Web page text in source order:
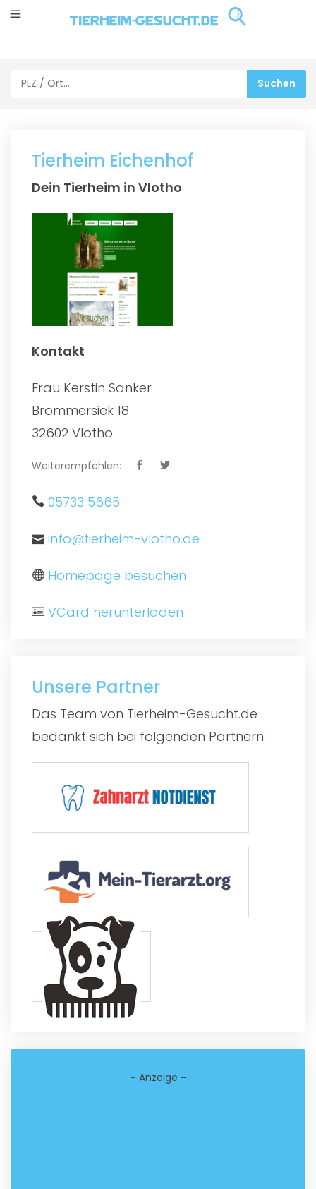
Tierheim Eichenhof
Dein Tierheim in Vlotho
Kontakt
Frau Kerstin Sanker
Brommersiek 18
32602 Vlotho
Weiterempfehlen:
05733 5665
info@tierheim-vlotho.de
Homepage besuchen
VCard herunterladen
Unsere Partner
Das Team von Tierheim-Gesucht.de
bedankt sich bei folgenden Partnern:
- Anzeige -